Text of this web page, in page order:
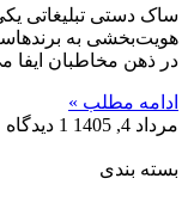
ساک دستی تبلیغاتی
هویت‌بخشی به
در ذهن مخاطبان ایفا
ادامه مطلب »
مرداد 4, 1405
1 دیدگاه
بسته بندی